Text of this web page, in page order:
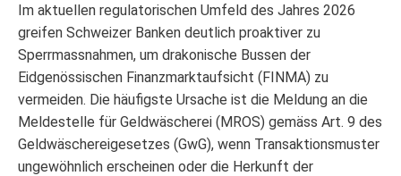
Im aktuellen regulatorischen Umfeld des Jahres 2026
greifen Schweizer Banken deutlich proaktiver zu
Sperrmassnahmen, um drakonische Bussen der
Eidgenössischen Finanzmarktaufsicht (FINMA) zu
vermeiden. Die häufigste Ursache ist die Meldung an die
Meldestelle für Geldwäscherei (MROS) gemäss Art. 9 des
Geldwäschereigesetzes (GwG), wenn Transaktionsmuster
ungewöhnlich erscheinen oder die Herkunft der